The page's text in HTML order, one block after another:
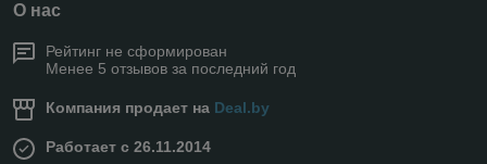
О нас
Рейтинг не сформирован
Менее 5 отзывов за последний год
Компания продает на Deal.by
Работает с 26.11.2014